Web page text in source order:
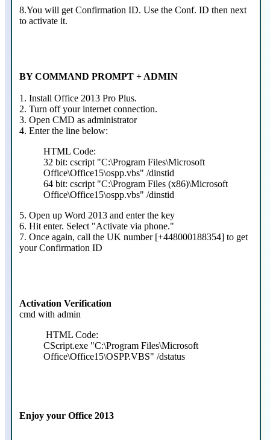
8.You will get Confirmation ID. Use the Conf. ID then next
to activate it.
BY COMMAND PROMPT + ADMIN
1. Install Office 2013 Pro Plus.
2. Turn off your internet connection.
3. Open CMD as administrator
4. Enter the line below:
HTML Code:
32 bit: cscript "C:\Program Files\Microsoft
Office\Office15\ospp.vbs" /dinstid
64 bit: cscript "C:\Program Files (x86)\Microsoft
Office\Office15\ospp.vbs" /dinstid
5. Open up Word 2013 and enter the key
6. Hit enter. Select "Activate via phone."
7. Once again, call the UK number [+448000188354] to get
your Confirmation ID
Activation Verification
cmd with admin
HTML Code:
CScript.exe "C:\Program Files\Microsoft
Office\Office15\OSPP.VBS" /dstatus
Enjoy your Office 2013